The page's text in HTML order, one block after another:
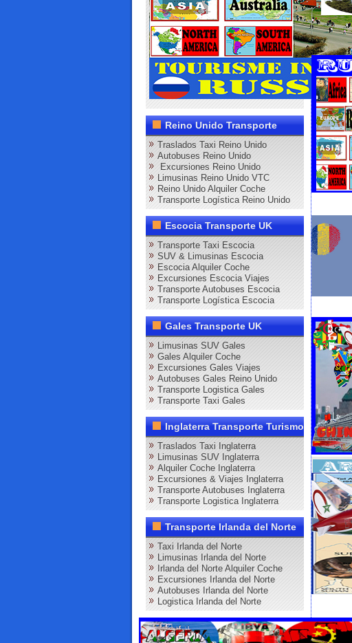
Reino Unido Transporte
Traslados Taxi Reino Unido
Autobuses Reino Unido
Excursiones Reino Unido
Limusinas Reino Unido VTC
Reino Unido Alquiler Coche
Transporte Logística Reino Unido
Escocia Transporte UK
Transporte Taxi Escocia
SUV & Limusinas Escocia
Escocia Alquiler Coche
Excursiones Escocia Viajes
Transporte Autobuses Escocia
Transporte Logística Escocia
Gales Transporte UK
Limusinas SUV Gales
Gales Alquiler Coche
Excursiones Gales Viajes
Autobuses Gales Reino Unido
Transporte Logistica Gales
Transporte Taxi Gales
Inglaterra Transporte Turismo
Traslados Taxi Inglaterra
Limusinas SUV Inglaterra
Alquiler Coche Inglaterra
Excursiones & Viajes Inglaterra
Transporte Autobuses Inglaterra
Transporte Logistica Inglaterra
Transporte Irlanda del Norte
Taxi Irlanda del Norte
Limusinas Irlanda del Norte
Irlanda del Norte Alquiler Coche
Excursiones Irlanda del Norte
Autobuses Irlanda del Norte
Logistica Irlanda del Norte